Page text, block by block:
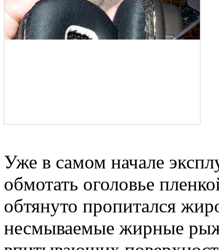
Уже в самом начале
обмотать оголовье
обтянуто пропитался
несмываемые жирные